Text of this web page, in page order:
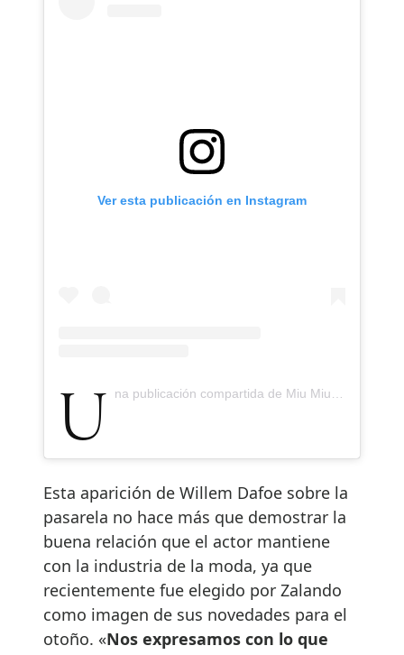
Ver esta publicación en Instagram
Una publicación compartida de Miu Miu (@miumiu)
Esta aparición de Willem Dafoe sobre la
pasarela no hace más que demostrar la
buena relación que el actor mantiene
con la industria de la moda, ya que
recientemente fue elegido por Zalando
como imagen de sus novedades para el
otoño. «Nos expresamos con lo que